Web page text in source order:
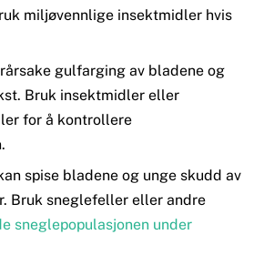
miljøvennlige insektmidler hvis
gulfarging av bladene og
Bruk insektmidler eller
for å kontrollere
spise bladene og unge skudd av
Bruk sneglefeller eller andre
sneglepopulasjonen under